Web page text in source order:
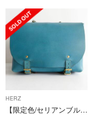
HERZ
【限定色/セリアンブルー】HERZ【ナレッジ 3WAY バッグ】レザー リュック ショルダー ヘルツ 26060966